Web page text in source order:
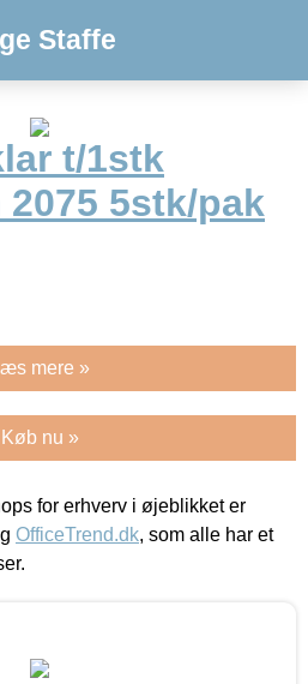
Staffe
t/1stk
2075 5stk/pak
mere »
Køb nu »
for erhverv i øjeblikket er
OfficeTrend.dk, som alle har et